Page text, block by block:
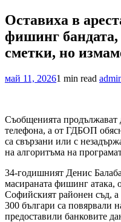
Оставиха в
фишинг бандата,
сметки, но
май 11, 20261 min read
Съобщенията продължават
телефона, а от ГДБОП
са свързани или с
на алгоритъма на
34-годишният Денис
масираната фишинг атака,
Софийският районен съд, а
300 българи са повярвали
предоставили банковите